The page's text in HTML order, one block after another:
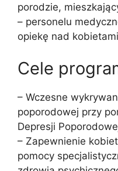
porodzie,
– personelu
opiekę nad
Cele
– Wczesne
poporodowej przy
Depresji
– Zapewnienie
pomocy